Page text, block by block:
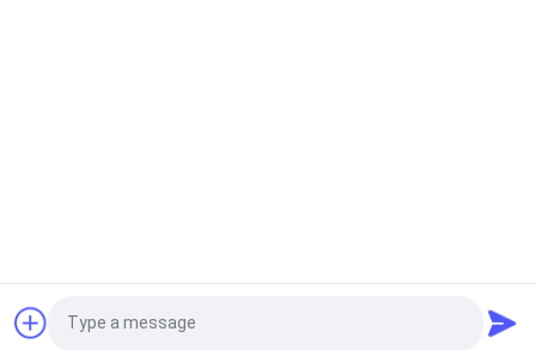
Cortina Ligera Del
Elevador
Solicitar una cotización